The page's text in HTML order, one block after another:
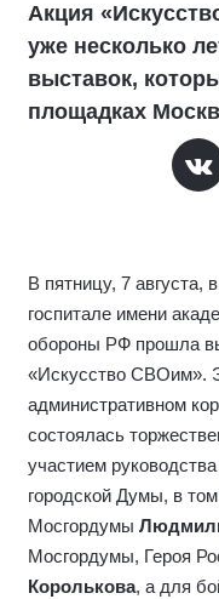
Акция
уже несколько
выставок,
площадках
В пятницу, 7 августа,
госпитале имени
обороны РФ прошла
«Искусство СВОим».
административном
состоялась
участием
городской Думы, в
Мосгордумы
Мосгордумы, Героя
Королькова, а для